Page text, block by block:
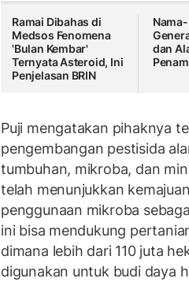
Ramai Dibahas di
Medsos Fenomena
'Bulan Kembar'
Ternyata Asteroid, Ini
Penjelasan BRIN
dan
Puji mengatakan pihaknya
pengembangan pestisida
tumbuhan, mikroba, dan
telah menunjukkan
penggunaan mikroba
ini bisa mendukung
dimana lebih dari 110 juta
digunakan untuk budi daya